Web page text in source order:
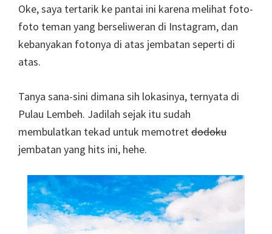
Oke, saya tertarik ke pantai ini karena melihat foto-
foto teman yang berseliweran di Instagram, dan
kebanyakan fotonya di atas jembatan seperti di
atas.
Tanya sana-sini dimana sih lokasinya, ternyata di
Pulau Lembeh. Jadilah sejak itu sudah
membulatkan tekad untuk memotretdodoku
jembatan yang hits ini, hehe.